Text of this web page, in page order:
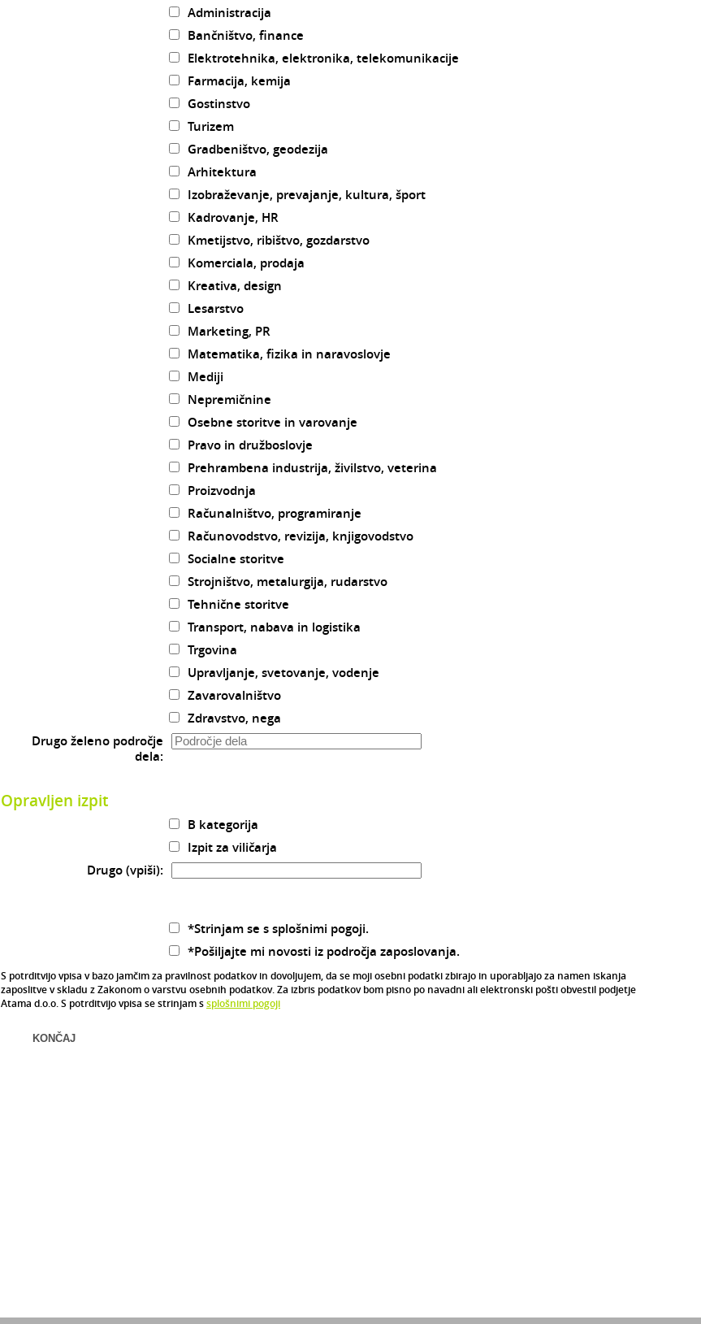
Administracija
Bančništvo, finance
Elektrotehnika, elektronika, telekomunikacije
Farmacija, kemija
Gostinstvo
Turizem
Gradbeništvo, geodezija
Arhitektura
Izobraževanje, prevajanje, kultura, šport
Kadrovanje, HR
Kmetijstvo, ribištvo, gozdarstvo
Komerciala, prodaja
Kreativa, design
Lesarstvo
Marketing, PR
Matematika, fizika in naravoslovje
Mediji
Nepremičnine
Osebne storitve in varovanje
Pravo in družboslovje
Prehrambena industrija, živilstvo, veterina
Proizvodnja
Računalništvo, programiranje
Računovodstvo, revizija, knjigovodstvo
Socialne storitve
Strojništvo, metalurgija, rudarstvo
Tehnične storitve
Transport, nabava in logistika
Trgovina
Upravljanje, svetovanje, vodenje
Zavarovalništvo
Zdravstvo, nega
Drugo želeno področje
dela:
Opravljen izpit
B kategorija
Izpit za viličarja
Drugo (vpiši):
*Strinjam se s splošnimi pogoji.
*Pošiljajte mi novosti iz področja zaposlovanja.
S potrditvijo vpisa v bazo jamčim za pravilnost podatkov in dovoljujem, da se moji osebni podatki zbirajo in uporabljajo za namen iskanja
zaposlitve v skladu z Zakonom o varstvu osebnih podatkov. Za izbris podatkov bom pisno po navadni ali elektronski pošti obvestil podjetje
Atama d.o.o. S potrditvijo vpisa se strinjam ssplošnimi pogoji